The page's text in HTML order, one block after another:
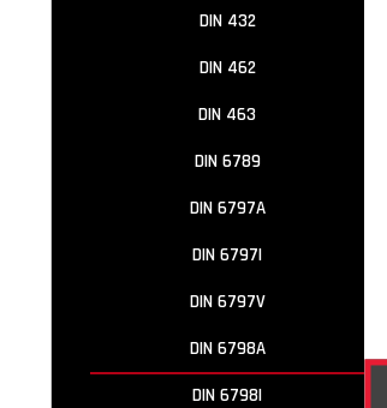
DIN 432
DIN 462
DIN 463
DIN 6789
DIN 6797A
DIN 6797I
DIN 6797V
DIN 6798A
DIN 6798I